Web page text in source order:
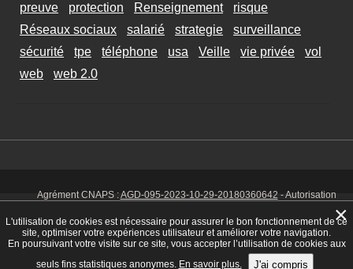
preuve
protection Renseignement
risque
Réseaux sociaux
salarié strategie
surveillance
sécurité
tpe téléphone usa Veille vie privée
vol
web
web 2.0
Agrément CNAPS :AGD-095-2023-10-29-20180360642 - Autorisation
925 00038 - Code NAF 8030 Z -Mentions Légales-CookiesTél. : 06 14
01 75 32
L'utilisation de cookies est nécessaire pour assurer le bon fonctionnement de ce
site, optimiser votre expériences utilisateur et améliorer votre navigation.
En poursuivant votre visite sur ce site, vous accepter l’utilisation de cookies aux
seuls fins statistiques anonymes. En savoir plus. J'ai compris
×